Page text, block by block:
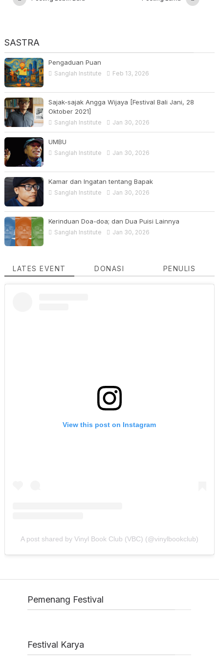
SASTRA
Pengaduan Puan
Sanglah Institute Feb 13, 2026
Sajak-sajak Angga Wijaya [Festival Bali Jani, 28
Oktober 2021]
Sanglah Institute Jan 30, 2026
UMBU
Sanglah Institute Jan 30, 2026
Kamar dan Ingatan tentang Bapak
Sanglah Institute Jan 30, 2026
Kerinduan Doa-doa; dan Dua Puisi Lainnya
Sanglah Institute Jan 30, 2026
LATES EVENT DONASI PENULIS
View this post on Instagram
A post shared by Vinyl Book Club (VBC) (@vinylbookclub)
Pemenang Festival
Festival Karya